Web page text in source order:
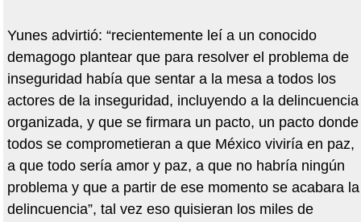
Yunes advirtió: “recientemente leí a un conocido
demagogo plantear que para resolver el problema de
inseguridad había que sentar a la mesa a todos los
actores de la inseguridad, incluyendo a la delincuencia
organizada, y que se firmara un pacto, un pacto donde
todos se comprometieran a que México viviría en paz,
a que todo sería amor y paz, a que no habría ningún
problema y que a partir de ese momento se acabara la
delincuencia”, tal vez eso quisieran los miles de